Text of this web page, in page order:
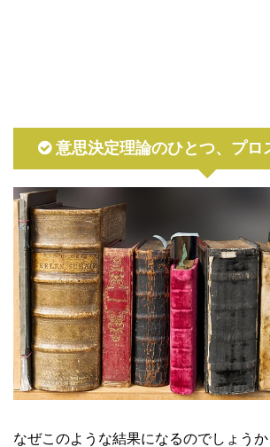
意思決定理論のひとつ、プロ
なぜこのような結果になるのでしょうか